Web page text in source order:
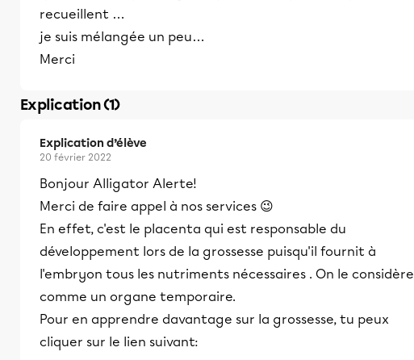
recueillent …
je suis mélangée un peu…
Merci
Explication (1)
Explication d’élève
20 février 2022
Bonjour Alligator Alerte!
Merci de faire appel à nos services 😉
En effet, c'est le placenta qui est responsable du
développement lors de la grossesse puisqu'il fournit à
l'embryon tous les nutriments nécessaires . On le considère
comme un organe temporaire.
Pour en apprendre davantage sur la grossesse, tu peux
cliquer sur le lien suivant: